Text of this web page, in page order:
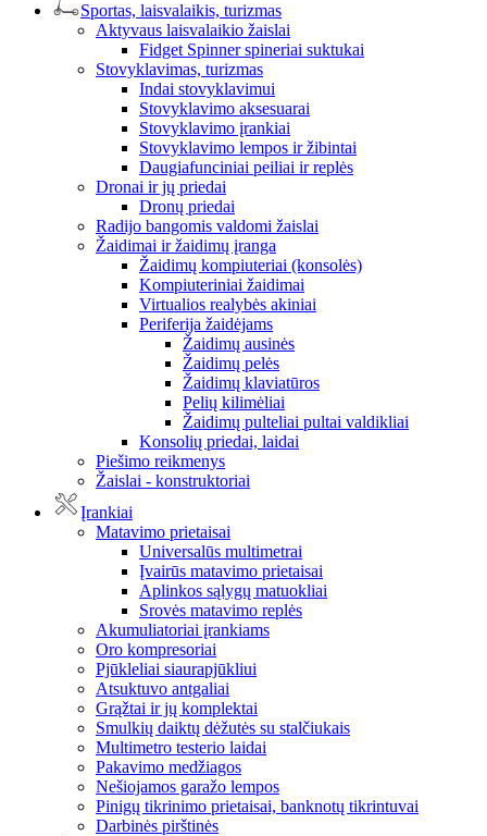
Sportas, laisvalaikis, turizmas
Aktyvaus laisvalaikio žaislai
Fidget Spinner spineriai suktukai
Stovyklavimas, turizmas
Indai stovyklavimui
Stovyklavimo aksesuarai
Stovyklavimo įrankiai
Stovyklavimo lempos ir žibintai
Daugiafunciniai peiliai ir replės
Dronai ir jų priedai
Dronų priedai
Radijo bangomis valdomi žaislai
Žaidimai ir žaidimų įranga
Žaidimų kompiuteriai (konsolės)
Kompiuteriniai žaidimai
Virtualios realybės akiniai
Periferija žaidėjams
Žaidimų ausinės
Žaidimų pelės
Žaidimų klaviatūros
Pelių kilimėliai
Žaidimų pulteliai pultai valdikliai
Konsolių priedai, laidai
Piešimo reikmenys
Žaislai - konstruktoriai
Įrankiai
Matavimo prietaisai
Universalūs multimetrai
Įvairūs matavimo prietaisai
Aplinkos sąlygų matuokliai
Srovės matavimo replės
Akumuliatoriai įrankiams
Oro kompresoriai
Pjūkleliai siaurapjūkliui
Atsuktuvo antgaliai
Grąžtai ir jų komplektai
Smulkių daiktų dėžutės su stalčiukais
Multimetro testerio laidai
Pakavimo medžiagos
Nešiojamos garažo lempos
Pinigų tikrinimo prietaisai, banknotų tikrintuvai
Darbinės pirštinės